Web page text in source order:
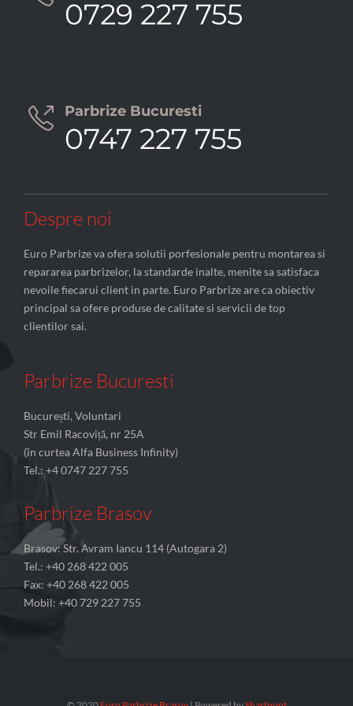
0729 227 755
 Parbrize Bucuresti
0747 227 755
Despre noi
Euro Parbrize va ofera solutii porfesionale pentru montarea si
repararea parbrizelor, la standarde inalte, menite sa satisfaca
nevoile fiecarui client in parte. Euro Parbrize are ca obiectiv
principal sa ofere produse de calitate si servicii de top
clientilor sai.
Parbrize Bucuresti
București, Voluntari
Str Emil Racoviță, nr 25A
(în curtea Alfa Business Infinity)
Tel.: +4 0747 227 755
Parbrize Brasov
Brasov: Str. Avram Iancu 114 (Autogara 2)
Tel.: +40 268 422 005
Fax: +40 268 422 005
Mobil: +40 729 227 755